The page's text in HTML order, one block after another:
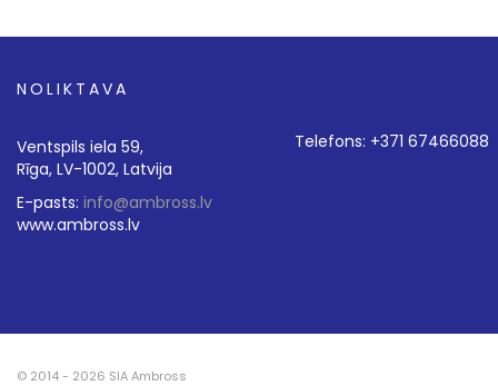
NOLIKTAVA
Ventspils iela 59,
Rīga, LV-1002, Latvija
E-pasts: info@ambross.lv
www.ambross.lv
Telefons: +371 67466088
© 2014 - 2026 SIA Ambross